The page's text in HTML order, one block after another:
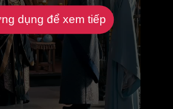
dụng để xem tiếp